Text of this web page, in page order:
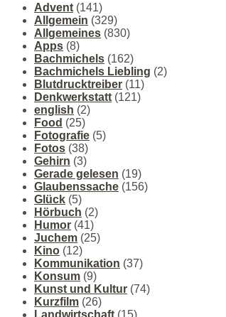
Advent (141)
Allgemein (329)
Allgemeines (830)
Apps (8)
Bachmichels (162)
Bachmichels Liebling (2)
Blutdrucktreiber (11)
Denkwerkstatt (121)
english (2)
Food (25)
Fotografie (5)
Fotos (38)
Gehirn (3)
Gerade gelesen (19)
Glaubenssache (156)
Glück (5)
Hörbuch (2)
Humor (41)
Juchem (25)
Kino (12)
Kommunikation (37)
Konsum (9)
Kunst und Kultur (74)
Kurzfilm (26)
Landwirtschaft (15)